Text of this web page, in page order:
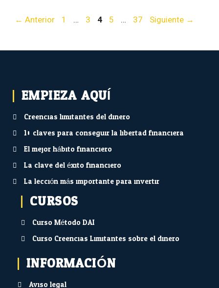
← Anterior 1 … 3 4 5 … 37 Siguiente →
EMPIEZA AQUÍ...
Creencias limitantes del dinero
10 claves para conseguir la libertad financiera
El mejor hábito financiero
La clave del éxito financiero
La lección más importante para invertir
CURSOS
Curso Método DAI
Curso Creencias Limitantes sobre el dinero
INFORMACIÓN
Aviso legal